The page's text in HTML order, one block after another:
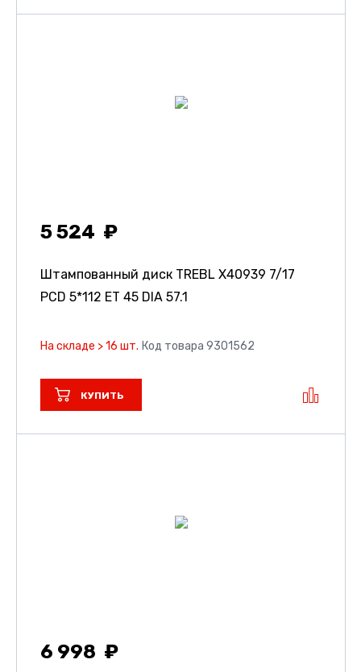
5 524
Штампованный диск TREBL X40939 7/17
PCD 5*112 ET 45 DIA 57.1
На складе > 16 шт. Код товара 9301562
КУПИТЬ
6 998